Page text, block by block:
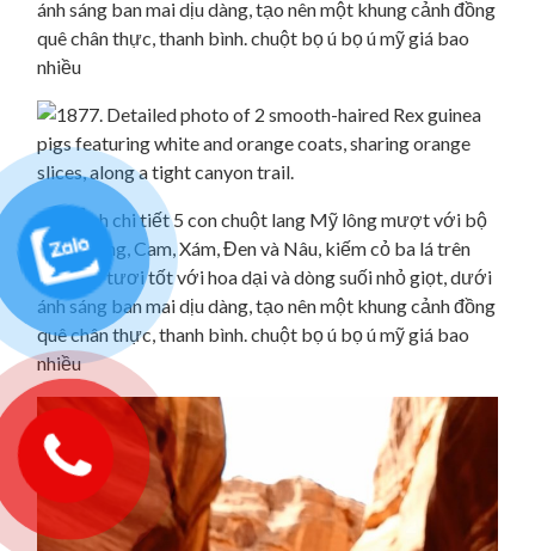
ánh sáng ban mai dịu dàng, tạo nên một khung cảnh đồng
quê chân thực, thanh bình. chuột bọ ú bọ ú mỹ giá bao
nhiều
565. Ảnh chi tiết 5 con chuột lang Mỹ lông mượt với bộ
lông Trắng, Cam, Xám, Đen và Nâu, kiếm cỏ ba lá trên
đồng cỏ tươi tốt với hoa dại và dòng suối nhỏ giọt, dưới
ánh sáng ban mai dịu dàng, tạo nên một khung cảnh đồng
quê chân thực, thanh bình. chuột bọ ú bọ ú mỹ giá bao
nhiều